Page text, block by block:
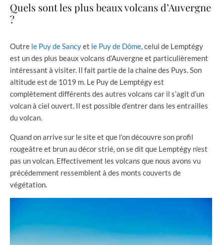
Quels sont les plus beaux volcans d’Auvergne
?
Outre le Puy de Sancyet le Puy de Dôme, celui de Lemptégy
est un des plus beaux volcans d’Auvergne et particulièrement
intéressant à visiter. Il fait partie de la chaine des Puys. Son
altitude est de 1019 m. Le Puy de Lemptégy est
complètement différents des autres volcans car il s’agit d’un
volcan à ciel ouvert. Il est possible d’entrer dans les entrailles
du volcan.
Quand on arrive sur le site et que l’on découvre son profil
rougeâtre et brun au décor strié, on se dit que Lemptégy n’est
pas un volcan. Effectivement les volcans que nous avons vu
précédemment ressemblent à des monts couverts de
végétation.